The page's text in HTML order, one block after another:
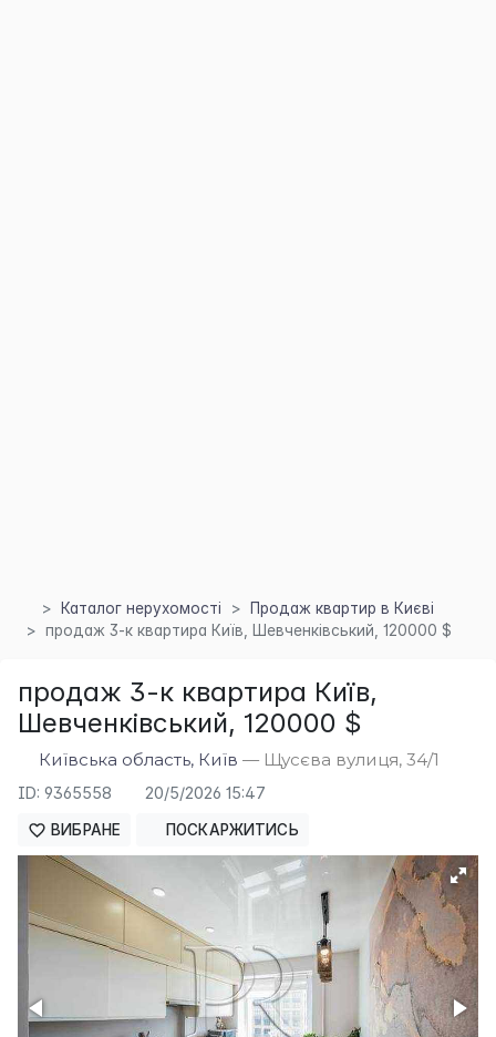
Каталог нерухомості
Продаж квартир в Києві
продаж 3-к квартира Київ, Шевченківський, 120000 $
продаж 3-к квартира Київ,
Шевченківський, 120000 $
Київська область, Київ — Щусєва вулиця, 34/1
ID: 9365558 20/5/2026 15:47
ВИБРАНЕ ПОСКАРЖИТИСЬ